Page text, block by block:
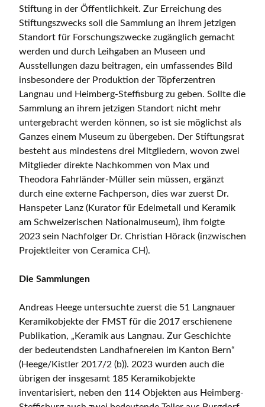
Stiftung in der Öffentlichkeit. Zur Erreichung des
Stiftungszwecks soll die Sammlung an ihrem jetzigen
Standort für Forschungszwecke zugänglich gemacht
werden und durch Leihgaben an Museen und
Ausstellungen dazu beitragen, ein umfassendes Bild
insbesondere der Produktion der Töpferzentren
Langnau und Heimberg-Steffisburg zu geben. Sollte die
Sammlung an ihrem jetzigen Standort nicht mehr
untergebracht werden können, so ist sie möglichst als
Ganzes einem Museum zu übergeben. Der Stiftungsrat
besteht aus mindestens drei Mitgliedern, wovon zwei
Mitglieder direkte Nachkommen von Max und
Theodora Fahrländer-Müller sein müssen, ergänzt
durch eine externe Fachperson, dies war zuerst Dr.
Hanspeter Lanz (Kurator für Edelmetall und Keramik
am Schweizerischen Nationalmuseum), ihm folgte
2023 sein Nachfolger Dr. Christian Hörack (inzwischen
Projektleiter von Ceramica CH).
Die Sammlungen
Andreas Heege untersuchte zuerst die 51 Langnauer
Keramikobjekte der FMST für die 2017 erschienene
Publikation, „Keramik aus Langnau. Zur Geschichte
der bedeutendsten Landhafnereien im Kanton Bern“
(Heege/Kistler 2017/2 (b)). 2023 wurden auch die
übrigen der insgesamt 185 Keramikobjekte
inventarisiert, neben den 114 Objekten aus Heimberg-